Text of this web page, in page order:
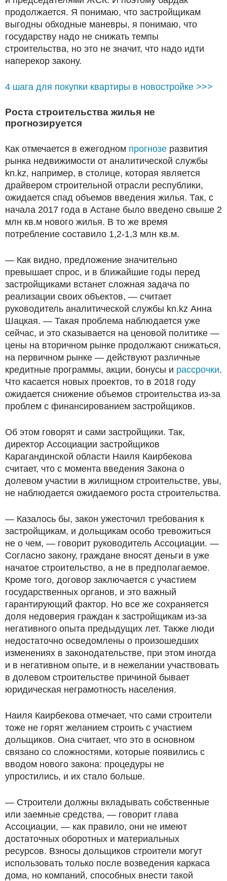
продолжается. Я понимаю, что застройщикам
выгодны обходные маневры, я понимаю, что
государству надо не снижать темпы
строительства, но это не значит, что надо идти
наперекор закону.
4 шага для покупки квартиры в новостройке >>>
Роста строительства жилья не
прогнозируется
Как отмечается в ежегодном прогнозе развития
рынка недвижимости от аналитической службы
kn.kz, например, в столице, которая является
драйвером строительной отрасли республики,
ожидается спад объемов введения жилья. Так, с
начала 2017 года в Астане было введено свыше 2
млн кв.м нового жилья. В то же время
потребление составило 1,2-1,3 млн кв.м.
— Как видно, предложение значительно
превышает спрос, и в ближайшие годы перед
застройщиками встанет сложная задача по
реализации своих объектов, — считает
руководитель аналитической службы kn.kz Анна
Шацкая. — Такая проблема наблюдается уже
сейчас, и это сказывается на ценовой политике —
цены на вторичном рынке продолжают снижаться,
на первичном рынке — действуют различные
кредитные программы, акции, бонусы и рассрочки.
Что касается новых проектов, то в 2018 году
ожидается снижение объемов строительства из-за
проблем с финансированием застройщиков.
Об этом говорят и сами застройщики. Так,
директор Ассоциации застройщиков
Карагандинской области Наиля Каирбекова
считает, что с момента введения Закона о
долевом участии в жилищном строительстве, увы,
не наблюдается ожидаемого роста строительства.
— Казалось бы, закон ужесточил требования к
застройщикам, и дольщикам особо тревожиться
не о чем, — говорит руководитель Ассоциации. —
Согласно закону, граждане вносят деньги в уже
начатое строительство, а не в предполагаемое.
Кроме того, договор заключается с участием
государственных органов, и это важный
гарантирующий фактор. Но все же сохраняется
доля недоверия граждан к застройщикам из-за
негативного опыта предыдущих лет. Также люди
недостаточно осведомлены о произошедших
изменениях в законодательстве, при этом иногда
и в негативном опыте, и в нежелании участвовать
в долевом строительстве причиной бывает
юридическая неграмотность населения.
Наиля Каирбекова отмечает, что сами строители
тоже не горят желанием строить с участием
дольщиков. Она считает, что это в основном
связано со сложностями, которые появились с
вводом нового закона: процедуры не
упростились, и их стало больше.
— Строители должны вкладывать собственные
или заемные средства, — говорит глава
Ассоциации, — как правило, они не имеют
достаточных оборотных и материальных
ресурсов. Взносы дольщиков строители могут
использовать только после возведения каркаса
дома, но компаний, способных внести такой